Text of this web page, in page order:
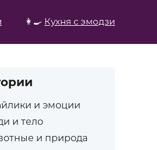
👩‍🍳 Кухня с эмодзи
и эмоции
и тело
и природа